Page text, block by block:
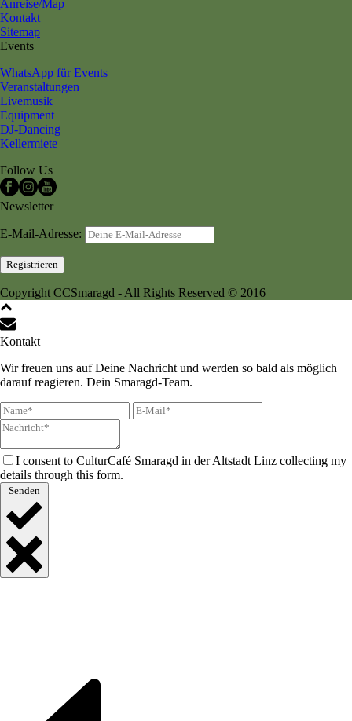
Anreise/Map
Kontakt
Sitemap
Events
WhatsApp für Events
Veranstaltungen
Livemusik
Equipment
DJ-Dancing
Kellermiete
Follow Us
Newsletter
E-Mail-Adresse:
Copyright CCSmaragd - All Rights Reserved © 2016
Kontakt
Wir freuen uns auf Deine Nachricht und werden so bald als möglich
darauf reagieren. Dein Smaragd-Team.
I consent to CulturCafé Smaragd in der Altstadt Linz collecting my
details through this form.
Senden